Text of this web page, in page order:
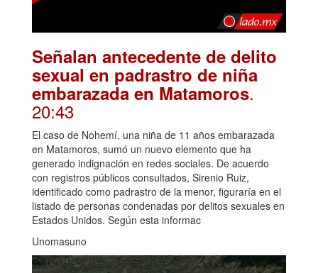
Señalan antecedente de delito
sexual en padrastro de niña
embarazada en Matamoros.
20:43
El caso de Nohemí, una niña de 11 años embarazada
en Matamoros, sumó un nuevo elemento que ha
generado indignación en redes sociales. De acuerdo
con registros públicos consultados, Sirenio Ruiz,
identificado como padrastro de la menor, figuraría en el
listado de personas condenadas por delitos sexuales en
Estados Unidos. Según esta informac
Unomasuno